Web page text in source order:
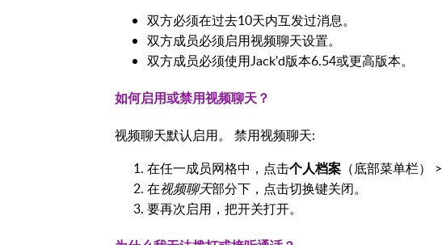
双方必须在过去10天内互发过消息。
双方成员必须启用视频聊天设置。
双方成员必须使用Jack'd版本6.54或更高版本。
如何启用或禁用视频聊天？
视频聊天默认启用。 禁用视频聊天:
在任一成员网格中，点击个人档案 （底部菜单栏） >
在视频聊天部分下，点击切换键关闭。
要再次启用，把开关打开。